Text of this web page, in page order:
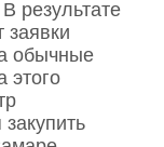
результате
заявки
обычные
этого